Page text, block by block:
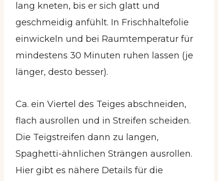
lang kneten, bis er sich glatt und
geschmeidig anfühlt. In Frischhaltefolie
einwickeln und bei Raumtemperatur für
mindestens 30 Minuten ruhen lassen (je
länger, desto besser).
Ca. ein Viertel des Teiges abschneiden,
flach ausrollen und in Streifen scheiden.
Die Teigstreifen dann zu langen,
Spaghetti-ähnlichen Strängen ausrollen.
Hier gibt es nähere Details für die